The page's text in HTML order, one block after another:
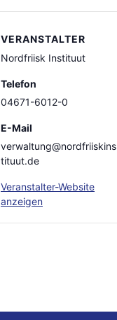
VERANSTALTER
Nordfriisk Instituut
Telefon
04671-6012-0
E-Mail
verwaltung@nordfriiskins
tituut.de
Veranstalter-Website
anzeigen